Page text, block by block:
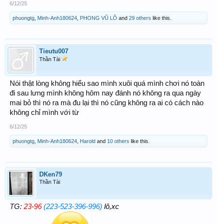
6/12/25
phuongtg Minh-Anh180624 PHONG VŨ LÔ and 29 others like this.
Tieutu007
Thần Tài
Nói thật lòng không hiểu sao mình xuôi quá mình chơi nó toàn
đi sau lưng mình không hôm nay đánh nó không ra qua ngày
mai bỏ thì nó ra mà đu lại thì nó cũng không ra ai có cách nào
không chỉ mình với từ
6/12/25
phuongtg Minh-Anh180624 Harold and 10 others like this.
DKen79
Thần Tài
TG: 23-96(223-523-396-996) lô,xc